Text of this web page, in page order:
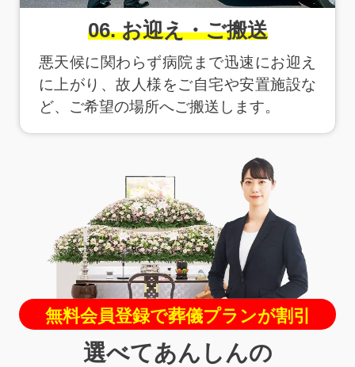
06. お迎え・ご搬送
悪天候に関わらず病院まで迅速にお迎え
に上がり、故人様をご自宅や安置施設な
ど、ご希望の場所へご搬送します。
無料会員登録で葬儀プランが割引
選べてあんしんの